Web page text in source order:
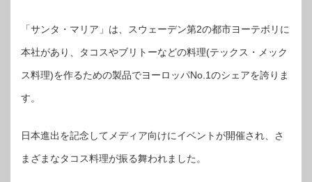
「サンタ・マリア」は、スウェーデン第2の都市ヨーテボリに
本社があり、タコスやブリトーなどの料理(テックス・メック
ス料理)を作るための製品でヨーロッパNo.1のシェアを誇りま
す。
日本進出を記念してメディア向けにイベントが開催され、さ
まざまなタコス料理が振る舞われました。